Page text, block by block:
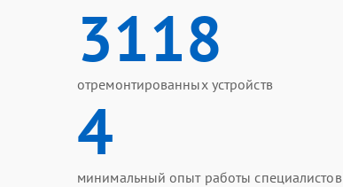
3118
отремонтированных устройств
4
минимальный опыт работы специалистов